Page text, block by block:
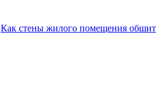
Как стены жилого помещения